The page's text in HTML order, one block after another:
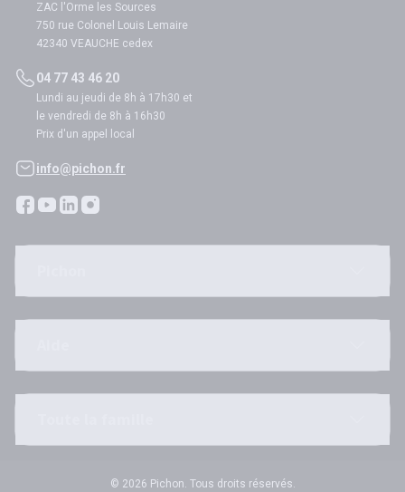
ZAC l'Orme les Sources
750 rue Colonel Louis Lemaire
42340 VEAUCHE cedex
04 77 43 46 20
Lundi au jeudi de 8h à 17h30 et
le vendredi de 8h à 16h30
Prix d'un appel local
info@pichon.fr
© 2026 Pichon. Tous droits réservés.